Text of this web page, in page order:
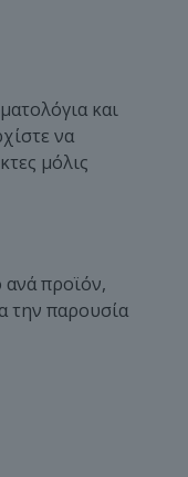
και
να
μόλις
ανά προϊόν,
την παρουσία